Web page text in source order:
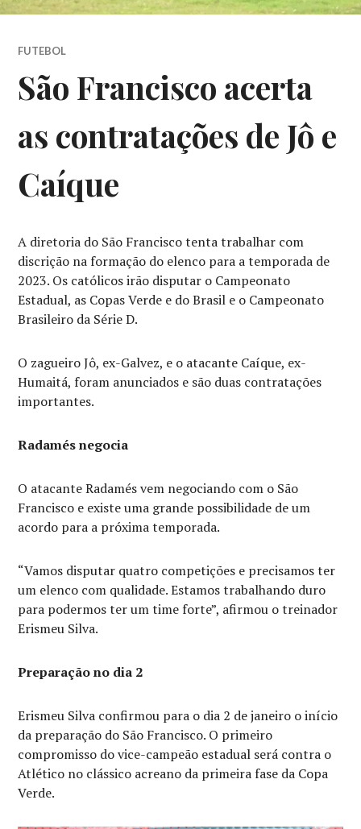
FUTEBOL
São Francisco acerta
as contratações de Jô e
Caíque
A diretoria do São Francisco tenta trabalhar com
discrição na formação do elenco para a temporada de
2023. Os católicos irão disputar o Campeonato
Estadual, as Copas Verde e do Brasil e o Campeonato
Brasileiro da Série D.
O zagueiro Jô, ex-Galvez, e o atacante Caíque, ex-
Humaitá, foram anunciados e são duas contratações
importantes.
Radamés negocia
O atacante Radamés vem negociando com o São
Francisco e existe uma grande possibilidade de um
acordo para a próxima temporada.
“Vamos disputar quatro competições e precisamos ter
um elenco com qualidade. Estamos trabalhando duro
para podermos ter um time forte”, afirmou o treinador
Erismeu Silva.
Preparação no dia 2
Erismeu Silva confirmou para o dia 2 de janeiro o início
da preparação do São Francisco. O primeiro
compromisso do vice-campeão estadual será contra o
Atlético no clássico acreano da primeira fase da Copa
Verde.